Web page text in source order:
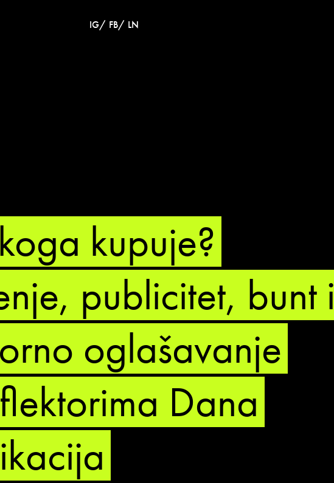
IG/ FB/ LN
kupuje?
publicitet, bunt i
oglašavanje
Dana